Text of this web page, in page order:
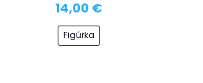
14,00 €
Figúrka